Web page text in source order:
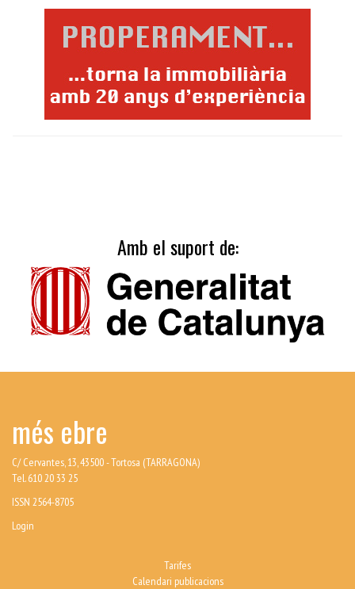
Amb el suport de:
més ebre
C/ Cervantes, 13, 43500 - Tortosa (TARRAGONA)
Tel. 610 20 33 25
ISSN 2564-8705
Login
Tarifes
Calendari publicacions